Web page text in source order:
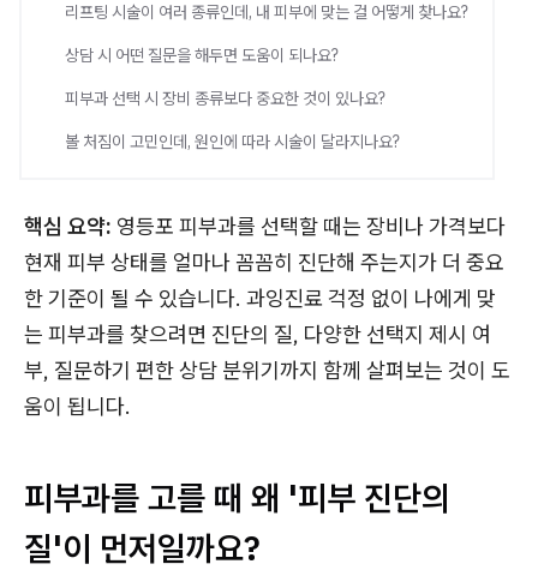
리프팅 시술이 여러 종류인데, 내 피부에 맞는 걸 어떻게 찾나요?
상담 시 어떤 질문을 해두면 도움이 되나요?
피부과 선택 시 장비 종류보다 중요한 것이 있나요?
볼 처짐이 고민인데, 원인에 따라 시술이 달라지나요?
핵심 요약: 영등포 피부과를 선택할 때는 장비나 가격보다
현재 피부 상태를 얼마나 꼼꼼히 진단해 주는지가 더 중요
한 기준이 될 수 있습니다. 과잉진료 걱정 없이 나에게 맞
는 피부과를 찾으려면 진단의 질, 다양한 선택지 제시 여
부, 질문하기 편한 상담 분위기까지 함께 살펴보는 것이 도
움이 됩니다.
피부과를 고를 때 왜 '피부 진단의
질'이 먼저일까요?